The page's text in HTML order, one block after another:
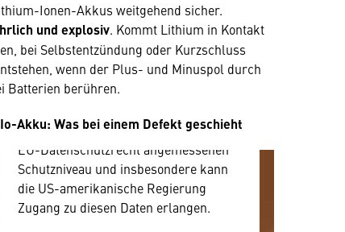
Ionen-Akkus weitgehend sicher.
und explosiv. Kommt Lithium in Kontakt
bei Selbstentzündung oder Kurzschluss
wenn der Plus- und Minuspol durch
Batterien berühren.
Akku: Was bei einem Defekt geschieht
benötigen wir allerdings Ihre
Zustimmung, da Ihr Browser
personenbezogene technische Daten
zu Geräten und Nutzerverhalten
mitunter mit US-amerikanischen
Diese Daten unterliegen keinem dem
EU-Datenschutzrecht angemessenen
Schutzniveau und insbesondere kann
die US-amerikanische Regierung
Zugang zu diesen Daten erlangen.